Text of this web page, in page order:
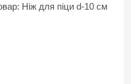
Ніж для піци d-10 см